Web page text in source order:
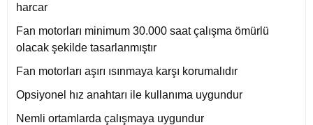
harcar
Fan motorları minimum 30.000 saat çalışma ömürlü
olacak şekilde tasarlanmıştır
Fan motorları aşırı ısınmaya karşı korumalıdır
Opsiyonel hız anahtarı ile kullanıma uygundur
Nemli ortamlarda çalışmaya uygundur